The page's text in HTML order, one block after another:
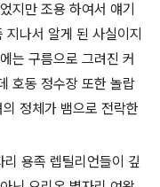
지만 조용 하여서 얘기
나서 알게 된 사실이지
는 구름으로 그려진 커
호동 정수장 또한 놀랍
정체가 뱀으로 전락한
용족 렙틸리언들이 깊